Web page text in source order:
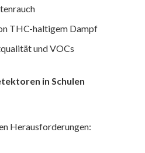
THC-haltigem Dampf
und VOCs
in Schulen
Herausforderungen: